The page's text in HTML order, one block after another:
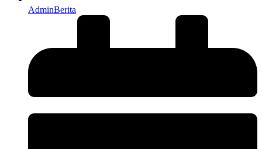
AdminBerita